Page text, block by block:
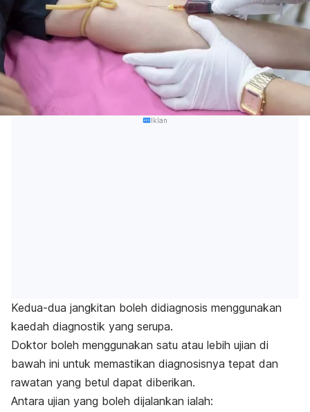
Iklan
Kedua-dua jangkitan boleh didiagnosis menggunakan
kaedah diagnostik yang serupa.
Doktor boleh menggunakan satu atau lebih ujian di
bawah ini untuk memastikan diagnosisnya tepat dan
rawatan yang betul dapat diberikan.
Antara ujian yang boleh dijalankan ialah: